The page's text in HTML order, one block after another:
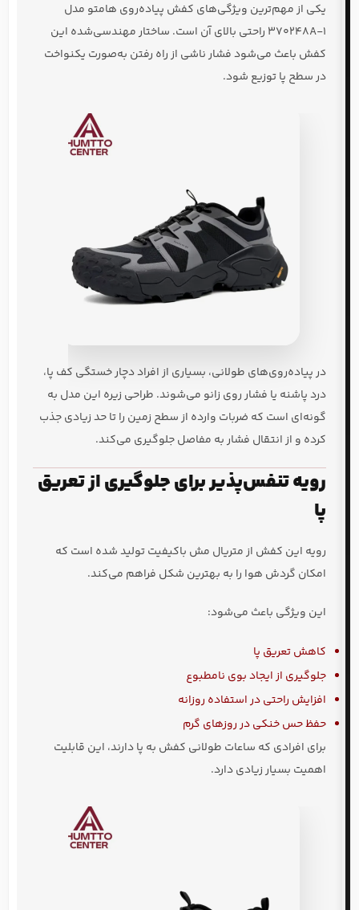
یکی از مهم‌ترین ویژگی‌های کفش پیاده‌روی هامتو مدل
370248A-1 راحتی بالای آن است. ساختار مهندسی‌شده این
کفش باعث می‌شود فشار ناشی از راه رفتن به‌صورت یکنواخت
در سطح پا توزیع شود.
در پیاده‌روی‌های طولانی، بسیاری از افراد دچار خستگی کف پا،
درد پاشنه یا فشار روی زانو می‌شوند. طراحی زیره این مدل به
گونه‌ای است که ضربات وارده از سطح زمین را تا حد زیادی جذب
کرده و از انتقال فشار به مفاصل جلوگیری می‌کند.
رویه تنفس‌پذیر برای جلوگیری از تعریق
پا
رویه این کفش از متریال مش باکیفیت تولید شده است که
امکان گردش هوا را به بهترین شکل فراهم می‌کند.
این ویژگی باعث می‌شود:
کاهش تعریق پا
جلوگیری از ایجاد بوی نامطبوع
افزایش راحتی در استفاده روزانه
حفظ حس خنکی در روزهای گرم
برای افرادی که ساعات طولانی کفش به پا دارند، این قابلیت
اهمیت بسیار زیادی دارد.